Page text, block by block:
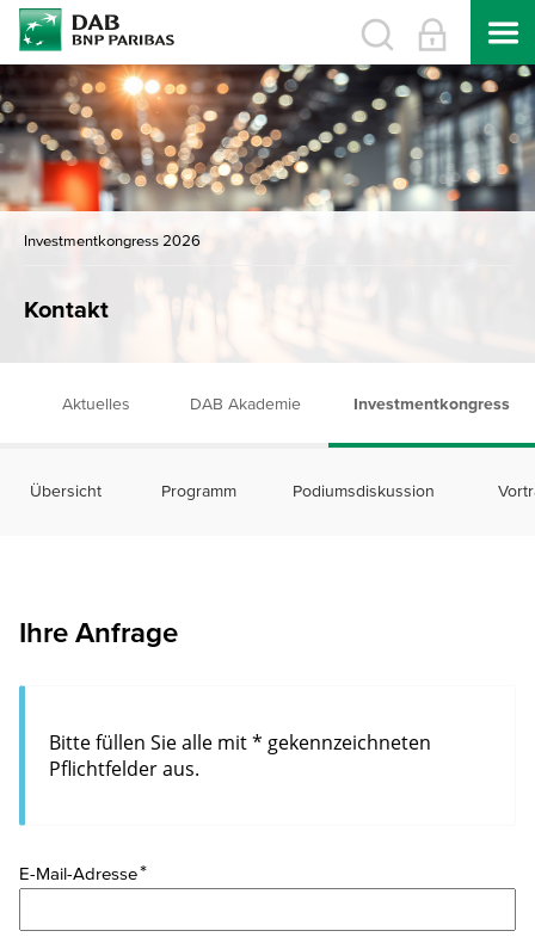
Investmentkongress 2026
Kontakt
Aktuelles DAB Akademie Investmentkongress
Übersicht Programm Podiumsdiskussion
Ihre Anfrage
Bitte füllen Sie alle mit * gekennzeichneten
Pflichtfelder aus.
E-Mail-Adresse